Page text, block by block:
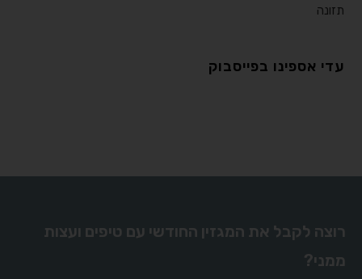
תזונה
עדי אספינו בפייסבוק
רוצה לקבל את המגזין החודשי עם טיפים ועצות
ממני?